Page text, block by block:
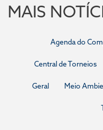
MAIS
Agenda do
Central de Torneios
Geral Meio